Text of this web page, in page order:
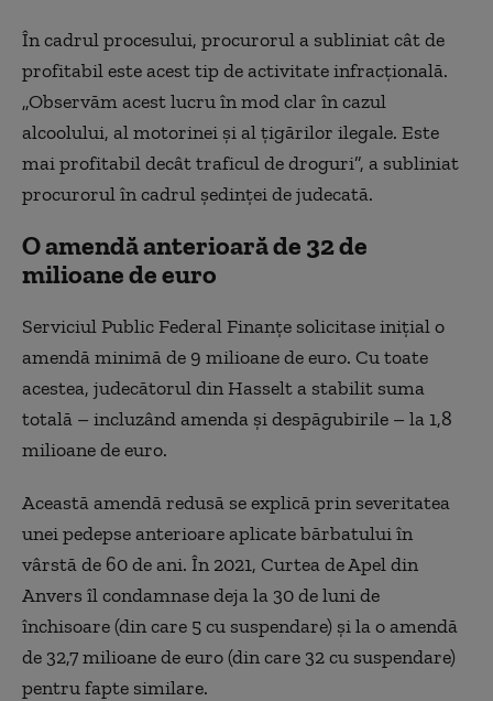
În cadrul procesului, procurorul a subliniat cât de
profitabil este acest tip de activitate infracțională.
„Observăm acest lucru în mod clar în cazul
alcoolului, al motorinei și al țigărilor ilegale. Este
mai profitabil decât traficul de droguri”, a subliniat
procurorul în cadrul ședinței de judecată.
O amendă anterioară de 32 de
milioane de euro
Serviciul Public Federal Finanțe solicitase inițial o
amendă minimă de 9 milioane de euro. Cu toate
acestea, judecătorul din Hasselt a stabilit suma
totală – incluzând amenda și despăgubirile – la 1,8
milioane de euro.
Această amendă redusă se explică prin severitatea
unei pedepse anterioare aplicate bărbatului în
vârstă de 60 de ani. În 2021, Curtea de Apel din
Anvers îl condamnase deja la 30 de luni de
închisoare (din care 5 cu suspendare) și la o amendă
de 32,7 milioane de euro (din care 32 cu suspendare)
pentru fapte similare.